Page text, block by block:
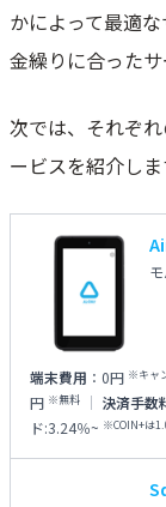
かによって最適
金繰りに合ったサ
次では、それぞ
ービスを紹介しま
端末費用 ： 0円 ※キャ
円 ※無料 決済手数
ド:3.24％~ ※COIN+は